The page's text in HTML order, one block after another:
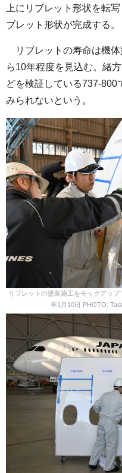
上にリブレット形状を転
ブレット形状が完成する。
リブレットの寿命は機体
ら10年程度を見込む。緒
どを検証している737-800
みられないという。
リブレットの塗装施工をモックアッ
年1月10日 PHOTO: